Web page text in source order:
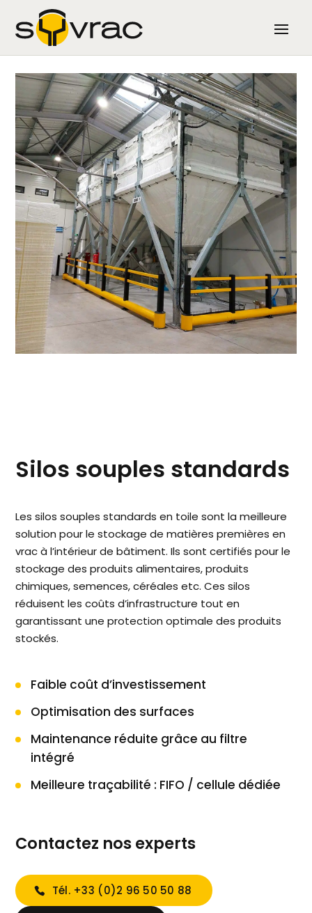
Silos souples standards
Les silos souples standards en toile sont la meilleure
solution pour le stockage de matières premières en
vrac à l’intérieur de bâtiment. Ils sont certifiés pour le
stockage des produits alimentaires, produits
chimiques, semences, céréales etc. Ces silos
réduisent les coûts d’infrastructure tout en
garantissant une protection optimale des produits
stockés.
Faible coût d’investissement
Optimisation des surfaces
Maintenance réduite grâce au filtre
intégré
Meilleure traçabilité : FIFO / cellule dédiée
Contactez nos experts
Tél. +33 (0)2 96 50 50 88